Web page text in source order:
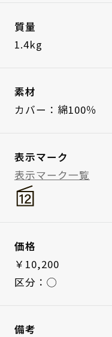
質量
1.4kg
素材
カバー：綿100％
表示マーク
表示マーク一覧
価格
￥10,200
区分：◯
備考